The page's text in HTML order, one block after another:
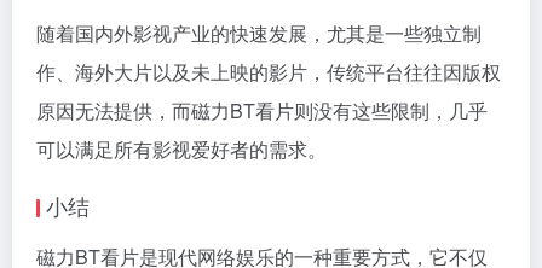
随着国内外影视产业的快速发展，尤其是一些独立制
作、海外大片以及未上映的影片，传统平台往往因版权
原因无法提供，而磁力BT看片则没有这些限制，几乎
可以满足所有影视爱好者的需求。
小结
磁力BT看片是现代网络娱乐的一种重要方式，它不仅